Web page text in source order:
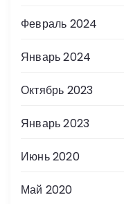
Февраль 2024
Январь 2024
Октябрь 2023
Январь 2023
Июнь 2020
Май 2020